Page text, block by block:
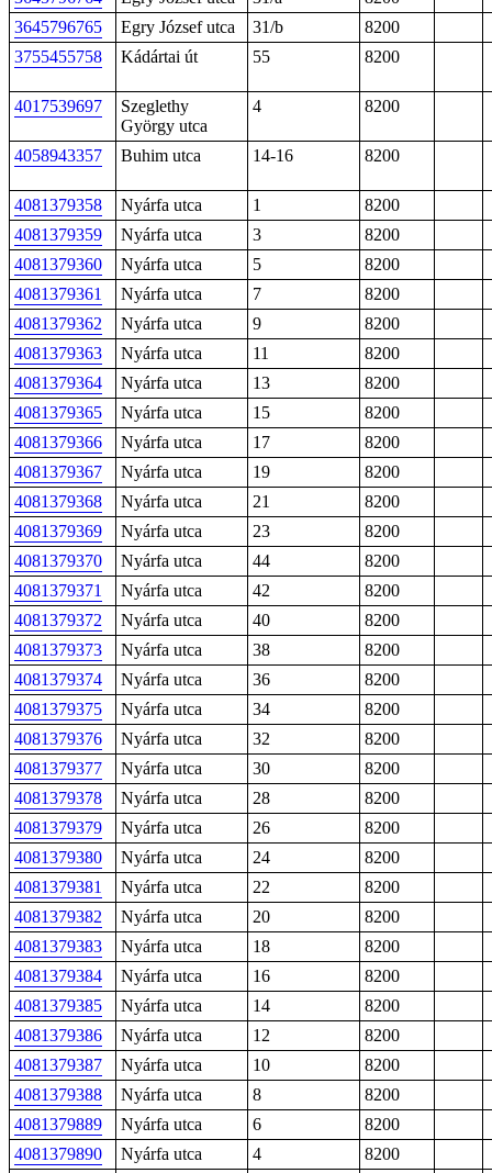
3645796765
Egry József utca 31/b
8200
3755455758
Kádártai út 55 8200
4017539697
Szeglethy
György utca
4 8200
4058943357 Buhim utca 14-16 8200
4081379358 Nyárfa utca 1
8200
4081379359
Nyárfa utca 3
8200
4081379360
Nyárfa utca 5
8200
4081379361
Nyárfa utca 7
8200
4081379362
Nyárfa utca 9
8200
4081379363
Nyárfa utca 11
8200
4081379364
Nyárfa utca 13
8200
4081379365
Nyárfa utca 15
8200
4081379366
Nyárfa utca 17
8200
4081379367
Nyárfa utca 19
8200
4081379368
Nyárfa utca 21
8200
4081379369
Nyárfa utca 23
8200
4081379370
Nyárfa utca 44
8200
4081379371
Nyárfa utca 42
8200
4081379372
Nyárfa utca 40
8200
4081379373
Nyárfa utca 38
8200
4081379374
Nyárfa utca 36
8200
4081379375
Nyárfa utca 34
8200
4081379376
Nyárfa utca 32
8200
4081379377
Nyárfa utca 30
8200
4081379378
Nyárfa utca 28
8200
4081379379
Nyárfa utca 26
8200
4081379380
Nyárfa utca 24
8200
4081379381
Nyárfa utca 22
8200
4081379382
Nyárfa utca 20
8200
4081379383
Nyárfa utca 18
8200
4081379384
Nyárfa utca 16
8200
4081379385
Nyárfa utca 14
8200
4081379386
Nyárfa utca 12
8200
4081379387
Nyárfa utca 10
8200
4081379388
Nyárfa utca 8
8200
4081379889
Nyárfa utca 6
8200
4081379890
Nyárfa utca 4
8200